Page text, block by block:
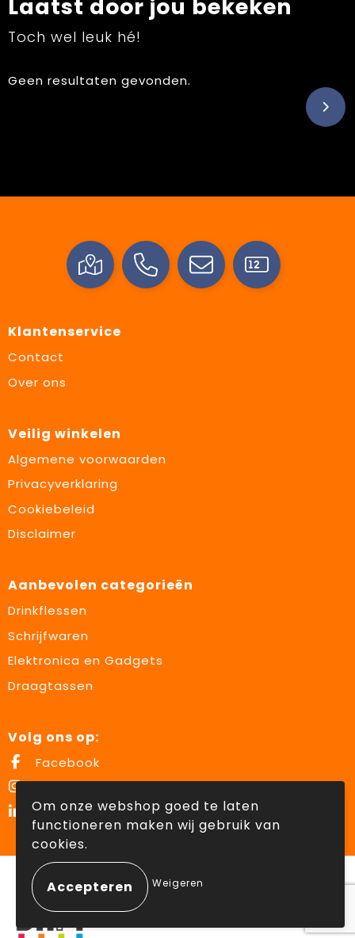
Laatst door jou bekeken
Toch wel leuk hé!
Geen resultaten gevonden.
Klantenservice
Contact
Over ons
Veilig winkelen
Algemene voorwaarden
Privacyverklaring
Cookiebeleid
Disclaimer
Aanbevolen categorieën
Drinkflessen
Schrijfwaren
Elektronica en Gadgets
Draagtassen
Volg ons op:
Facebook
LinkedIn
© Copyright Lowette Gifts 2026
Om onze webshop goed te laten
functioneren maken wij gebruik van
cookies.
Weigeren